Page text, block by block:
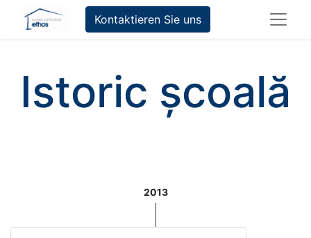
Kontaktieren Sie uns
Istoric școală
2013